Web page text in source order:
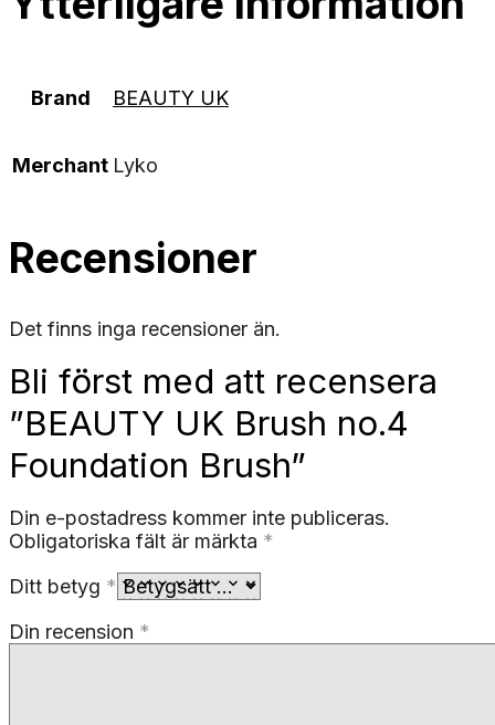
Brand BEAUTY UK
Merchant Lyko
Recensioner
Det finns inga recensioner än.
Bli först med att recensera
”BEAUTY UK Brush no.4
Foundation Brush”
Din e-postadress kommer inte publiceras.
Obligatoriska fält är märkta *
Ditt betyg *
Din recension *